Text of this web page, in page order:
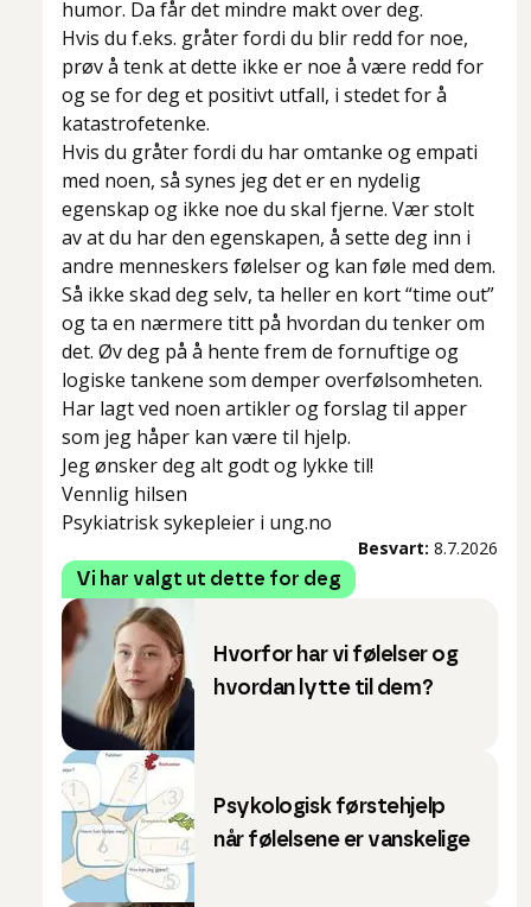
humor. Da får det mindre makt over deg.
Hvis du f.eks. gråter fordi du blir redd for noe,
prøv å tenk at dette ikke er noe å være redd for
og se for deg et positivt utfall, i stedet for å
katastrofetenke.
Hvis du gråter fordi du har omtanke og empati
med noen, så synes jeg det er en nydelig
egenskap og ikke noe du skal fjerne. Vær stolt
av at du har den egenskapen, å sette deg inn i
andre menneskers følelser og kan føle med dem.
Så ikke skad deg selv, ta heller en kort “time out”
og ta en nærmere titt på hvordan du tenker om
det. Øv deg på å hente frem de fornuftige og
logiske tankene som demper overfølsomheten.
Har lagt ved noen artikler og forslag til apper
som jeg håper kan være til hjelp.
Jeg ønsker deg alt godt og lykke til!
Vennlig hilsen
Psykiatrisk sykepleier i ung.no
Besvart: 8.7.2026
Vi har valgt ut dette for deg
Hvorfor har vi følelser og
hvordan lytte til dem?
Psykologisk førstehjelp
når følelsene er vanskelige